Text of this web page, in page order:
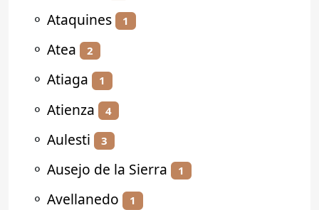
⚬ Ataquines 1
⚬ Atea 2
⚬ Atiaga 1
⚬ Atienza 4
⚬ Aulesti 3
⚬ Ausejo de la Sierra 1
⚬ Avellanedo 1